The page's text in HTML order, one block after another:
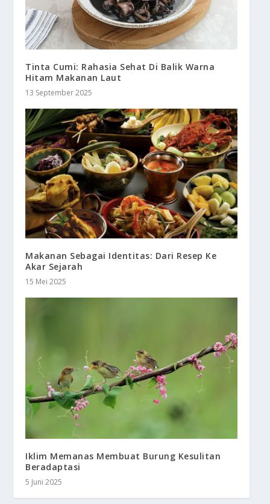
Tinta Cumi: Rahasia Sehat Di Balik Warna
Hitam Makanan Laut
13 September 2025
Makanan Sebagai Identitas: Dari Resep Ke
Akar Sejarah
15 Mei 2025
Iklim Memanas Membuat Burung Kesulitan
Beradaptasi
5 Juni 2025